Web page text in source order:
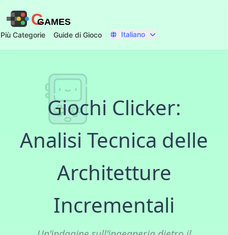
CGAMES
Più Categorie Guide di Gioco Italiano
Giochi Clicker:
Analisi Tecnica delle
Architetture
Incrementali